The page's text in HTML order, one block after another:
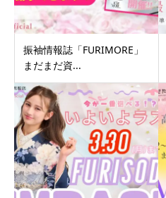
振袖情報誌「FURIMORE」
まだまだ資...